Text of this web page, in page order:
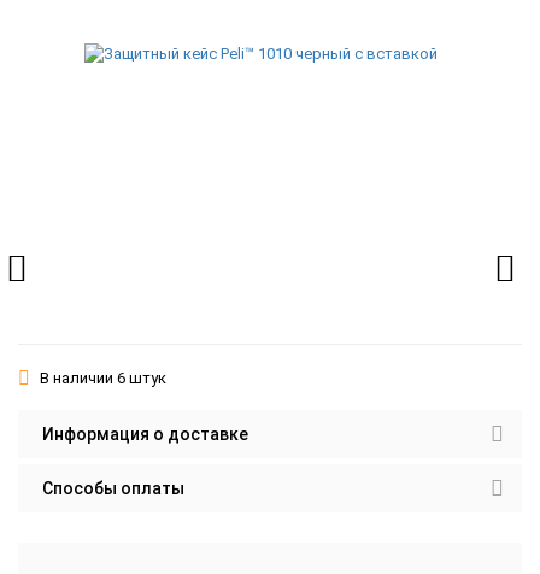
В наличии 6 штук
Информация о доставке
Способы оплаты